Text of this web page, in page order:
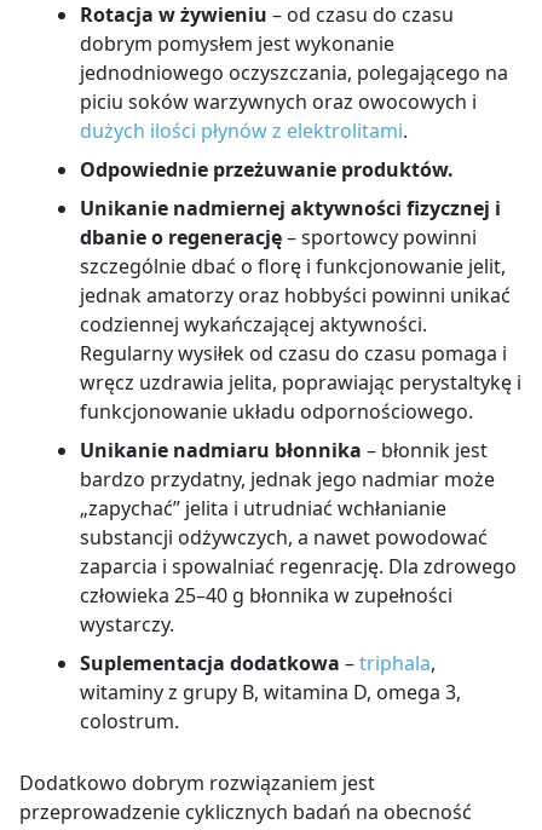
Rotacja w żywieniu – od czasu do czasu
dobrym pomysłem jest wykonanie
jednodniowego oczyszczania, polegającego na
piciu soków warzywnych oraz owocowych i
dużych ilości płynów z elektrolitami.
Odpowiednie przeżuwanie produktów.
Unikanie nadmiernej aktywności fizycznej i
dbanie o regenerację–sportowcy powinni
szczególnie dbać o florę i funkcjonowanie jelit,
jednak amatorzy oraz hobbyści powinni unikać
codziennej wykańczającej aktywności.
Regularny wysiłek od czasu do czasu pomaga i
wręcz uzdrawia jelita, poprawiając perystaltykę i
funkcjonowanie układu odpornościowego.
Unikanie nadmiaru błonnika – błonnik jest
bardzo przydatny, jednak jego nadmiar może
„zapychać” jelita i utrudniać wchłanianie
substancji odżywczych, a nawet powodować
zaparcia i spowalniać regenrację. Dla zdrowego
człowieka 25–40 g błonnika w zupełności
wystarczy.
Suplementacja dodatkowa –triphala,
witaminy z grupy B, witamina D, omega 3,
colostrum.
Dodatkowo dobrym rozwiązaniem jest
przeprowadzenie cyklicznych badań na obecność